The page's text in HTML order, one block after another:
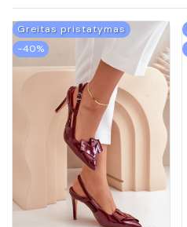
Greitas pristatymas
−40%